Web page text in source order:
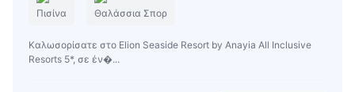
Πισίνα Θαλάσσια Σπορ
Καλωσορίσατε στο Elion Seaside Resort by Anayia All Inclusive
Resorts 5*, σε έν�...